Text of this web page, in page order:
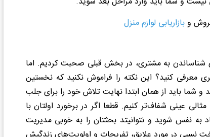
وبازاریابی لوازم منزل
شناساندن به مشتری، در بخش قبلی صحبت کردیم. اما
معرفی کنید؟ این نکته را فراموش نکنید که نخستین
شما باید از همان ابتدا نهایت تلاش خود را برای جلب
عینی شفاف‌تر کنیم. قطعا اگر در برخورد اولتان با
به نفس شوید و نتوانیتد بحثتان را به خوبی مدیریت